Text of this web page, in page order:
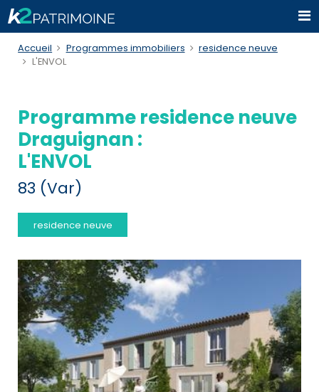
Accueil Programmes immobiliers
residence neuve
L'ENVOL
Programme residence neuve
Draguignan :
L'ENVOL
83 (Var)
residence neuve